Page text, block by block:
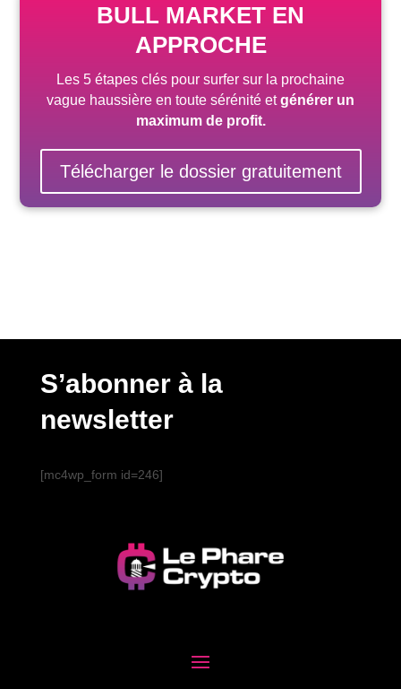
BULL MARKET EN
APPROCHE
Les 5 étapes clés pour surfer sur la prochaine
vague haussière en toute sérénité etgénérer un
maximum de profit.
Télécharger le dossier gratuitement
S’abonner à la
newsletter
[mc4wp_form id=246]